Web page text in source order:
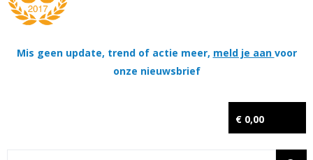
Mis geen update, trend of actie meer, meld je aan voor
onze nieuwsbrief
€ 0,00
Thema's